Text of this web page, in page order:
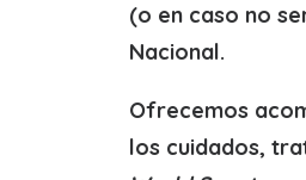
(o en caso no
Nacional.
Ofrecemos
los cuidados,